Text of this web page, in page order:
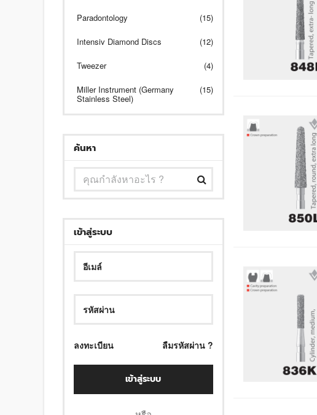
Paradontology (15)
Intensiv Diamond Discs (12)
Tweezer (4)
Miller Instrument (Germany
Stainless Steel)
(15)
ค้นหา
เข้าสู่ระบบ
ลงทะเบียน ลืมรหัสผ่าน ?
เข้าสู่ระบบ